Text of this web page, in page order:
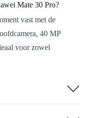
Mate 30 Pro?
vast met de
40 MP
voor zowel
en snelle
games speelt.